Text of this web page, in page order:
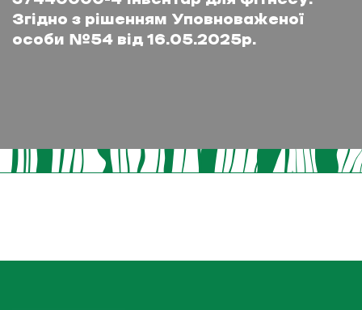
Згідно з рішенням Уповноваженої
особи №54 від 16.05.2025р.